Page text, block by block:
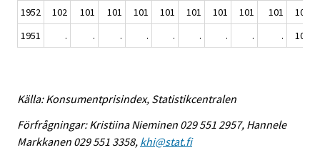
1952
102 101 101 101 101 101 101 101 101
102
1951
. . . . . . . . . 100
Källa: Konsumentprisindex, Statistikcentralen
Förfrågningar: Kristiina Nieminen 029 551 2957, Hannele
Markkanen 029 551 3358, khi@stat.fi